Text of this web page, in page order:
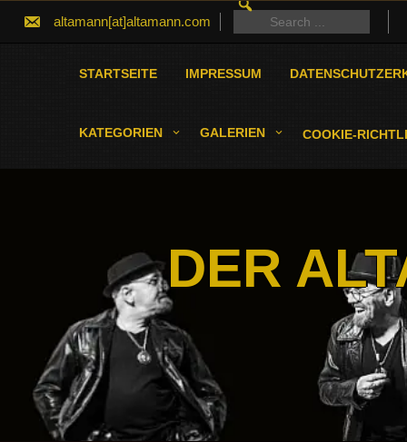
altamann[at]altamann.com
FOR:
Search
for:
STARTSEITE IMPRESSUM
KATEGORIEN GALERIEN COOKIE-
DER